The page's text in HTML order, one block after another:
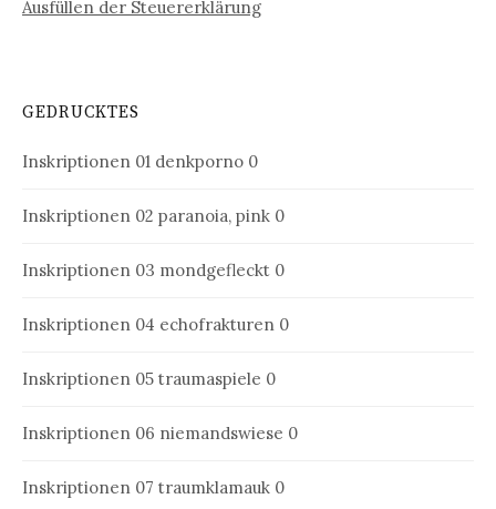
Ausfüllen der Steuererklärung
GEDRUCKTES
Inskriptionen 01 denkporno 0
Inskriptionen 02 paranoia, pink 0
Inskriptionen 03 mondgefleckt 0
Inskriptionen 04 echofrakturen 0
Inskriptionen 05 traumaspiele 0
Inskriptionen 06 niemandswiese 0
Inskriptionen 07 traumklamauk 0